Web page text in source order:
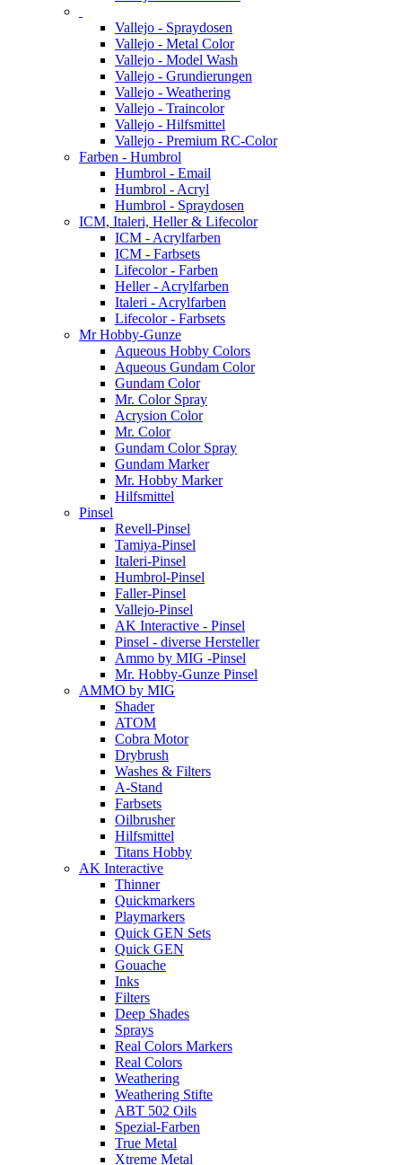
Vallejo - Spraydosen
Vallejo - Metal Color
Vallejo - Model Wash
Vallejo - Grundierungen
Vallejo - Weathering
Vallejo - Traincolor
Vallejo - Hilfsmittel
Vallejo - Premium RC-Color
Farben - Humbrol
Humbrol - Email
Humbrol - Acryl
Humbrol - Spraydosen
ICM, Italeri, Heller & Lifecolor
ICM - Acrylfarben
ICM - Farbsets
Lifecolor - Farben
Heller - Acrylfarben
Italeri - Acrylfarben
Lifecolor - Farbsets
Mr Hobby-Gunze
Aqueous Hobby Colors
Aqueous Gundam Color
Gundam Color
Mr. Color Spray
Acrysion Color
Mr. Color
Gundam Color Spray
Gundam Marker
Mr. Hobby Marker
Hilfsmittel
Pinsel
Revell-Pinsel
Tamiya-Pinsel
Italeri-Pinsel
Humbrol-Pinsel
Faller-Pinsel
Vallejo-Pinsel
AK Interactive - Pinsel
Pinsel - diverse Hersteller
Ammo by MIG -Pinsel
Mr. Hobby-Gunze Pinsel
AMMO by MIG
Shader
ATOM
Cobra Motor
Drybrush
Washes & Filters
A-Stand
Farbsets
Oilbrusher
Hilfsmittel
Titans Hobby
AK Interactive
Thinner
Quickmarkers
Playmarkers
Quick GEN Sets
Quick GEN
Gouache
Inks
Filters
Deep Shades
Sprays
Real Colors Markers
Real Colors
Weathering
Weathering Stifte
ABT 502 Oils
Spezial-Farben
True Metal
Xtreme Metal